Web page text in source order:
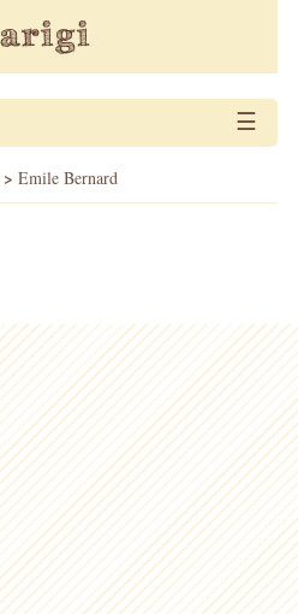
☰
> Emile Bernard